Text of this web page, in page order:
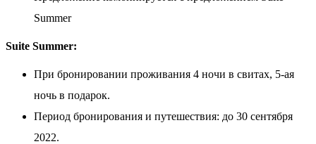
Summer
Suite Summer:
При бронировании проживания 4 ночи в свитах, 5-ая
ночь в подарок.
Период бронирования и путешествия: до 30 сентября
2022.